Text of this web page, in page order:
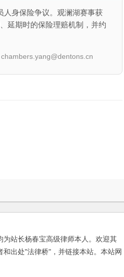
人身保险争议。观澜湖赛事获
延期时的保险理赔机制，并约
站长杨春宝高级律师本人。欢迎其
出处"法律桥"，并链接本站。本站网